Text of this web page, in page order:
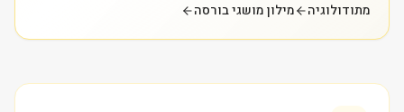
מתודולוגיה מילון מושגי בורסה